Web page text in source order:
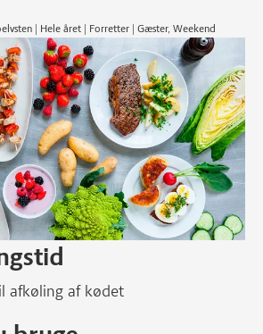
| Hele året | Forretter | Gæster, Weekend
afkøling af kødet